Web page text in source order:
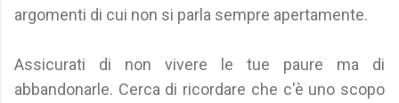
argomenti di cui non si parla sempre apertamente.
Assicurati di non vivere le tue paure ma di
abbandonarle. Cerca di ricordare che c'è uno scopo